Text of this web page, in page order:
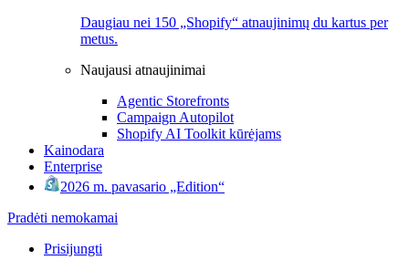
Daugiau nei 150 „Shopify“ atnaujinimų du kartus per
metus.
Naujausi atnaujinimai
Agentic Storefronts
Campaign Autopilot
Shopify AI Toolkit kūrėjams
Kainodara
Enterprise
2026 m. pavasario „Edition“
Pradėti nemokamai
Prisijungti